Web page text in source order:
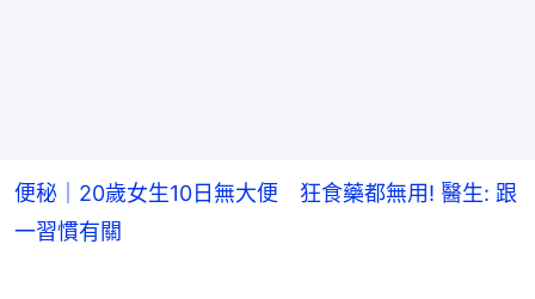
便秘｜20歲女生10日無大便 狂食藥都無用! 醫生: 跟
一習慣有關